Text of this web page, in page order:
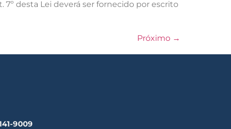
desta Lei deverá ser fornecido por escrito
Próximo →
9009